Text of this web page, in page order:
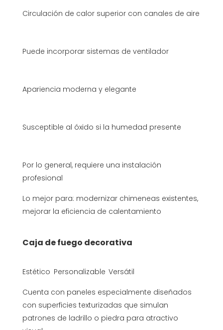
Circulación de calor superior con canales de aire
Puede incorporar sistemas de ventilador
Apariencia moderna y elegante
Susceptible al óxido si la humedad presente
Por lo general, requiere una instalación
profesional
Lo mejor para: modernizar chimeneas existentes,
mejorar la eficiencia de calentamiento
Caja de fuego decorativa
Estético Personalizable Versátil
Cuenta con paneles especialmente diseñados
con superficies texturizadas que simulan
patrones de ladrillo o piedra para atractivo